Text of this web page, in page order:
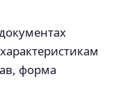
форма